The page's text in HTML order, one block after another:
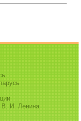
В. И. Ленина